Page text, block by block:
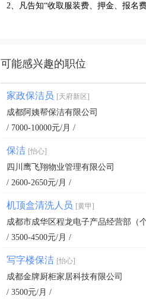
2、凡告知“收取服装费、押金、报名
可能感兴趣的职位
家政保洁员 [天府新区]
成都阿姨帮保洁有限公司
/ 7000-10000元/月 /
保洁 [怡心]
四川鹰飞翔物业管理有限公司
/ 2600-2650元/月 /
机顶盒清洗人员 [黄甲]
成都市成华区程龙电子产品经营部（
/ 3500-4500元/月 /
写字楼保洁 [怡心]
成都金牌厨柜家居科技有限公司
/ 3500元/月 /